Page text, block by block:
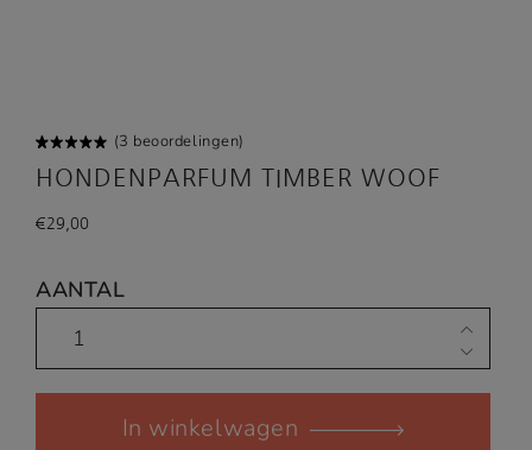
Gewaard
eerd
5
gebaseerd
1
ng
(3 beoordelingen)
HONDENPARFUM TIMBER WOOF
€29,00
AANTAL
Hondenparfum
Woof
In winkelwagen